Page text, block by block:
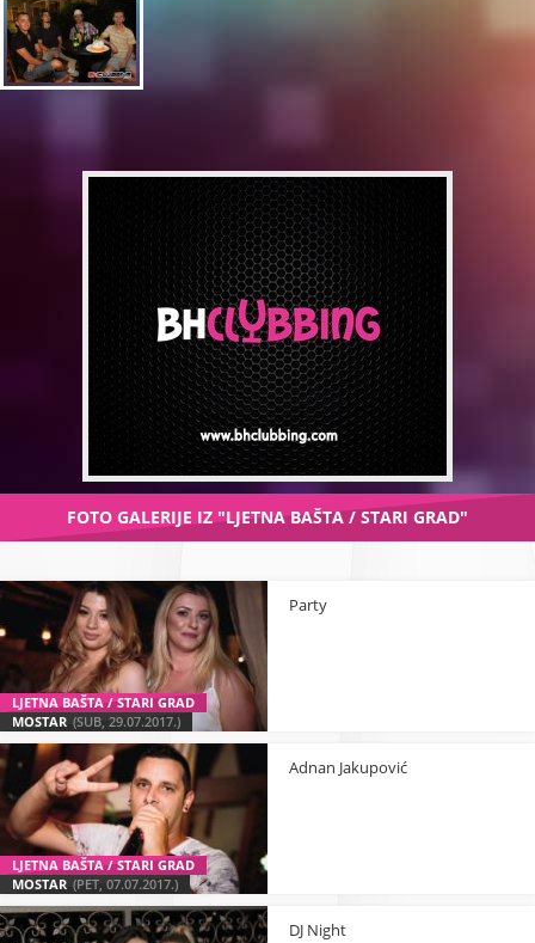
FOTO GALERIJE IZ "LJETNA BAŠTA / STARI GRAD"
LJETNA BAŠTA / STARI GRAD
MOSTAR (SUB, 29.07.2017.)
Party
LJETNA BAŠTA / STARI GRAD
MOSTAR (PET, 07.07.2017.)
Adnan Jakupović
DJ Night